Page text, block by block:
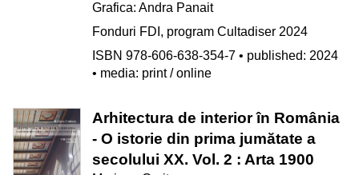
Grafica: Andra Panait
Fonduri FDI, program Cultadiser 2024
ISBN 978-606-638-354-7 • published: 2024
• media: print / online
Arhitectura de interior în România
- O istorie din prima jumătate a
secolului XX. Vol. 2 : Arta 1900